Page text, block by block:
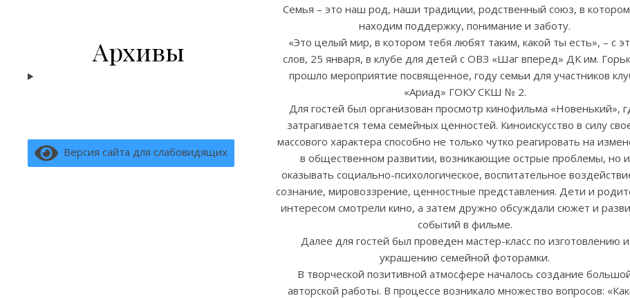
Архивы
Версия сайта для слабовидящих
Семья – это наш род, наши традиции, родственный союз, в
находим поддержку, понимание и заботу.
«Это целый мир, в котором тебя любят таким, какой ты есть», – с
слов, 25 января, в клубе для детей с ОВЗ «Шаг вперед» ДК им.
прошло мероприятие посвященное, году семьи для участников
«Ариад» ГОКУ СКШ № 2.
Для гостей был организован просмотр кинофильма «Новенький»,
затрагивается тема семейных ценностей. Киноискусство в силу
массового характера способно не только чутко реагировать на
в общественном развитии, возникающие острые проблемы, но и
оказывать социально-психологическое, воспитательное
сознание, мировоззрение, ценностные представления. Дети и
интересом смотрели кино, а затем дружно обсуждали сюжет и
событий в фильме.
Далее для гостей был проведен мастер-класс по изготовлению и
украшению семейной фоторамки.
В творческой позитивной атмосфере началось создание
авторской работы. В процессе возникало множество вопросов: